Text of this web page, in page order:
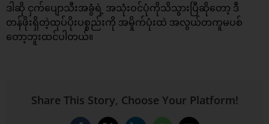
ဒါဆို ငှက်ပျောသီးအခွံရဲ့ အသုံးဝင်ပုံကိုသိသွားပြီဆိုတော့ ဒီ
တန်ဖိုးရှိတဲ့ထုပ်ပိုးပစ္စည်းကို အမှိုက်ပုံးထဲ အလွယ်တကူမပစ်
တော့ဘူးထင်ပါတယ်။
Share This Story, Choose Your Platform!